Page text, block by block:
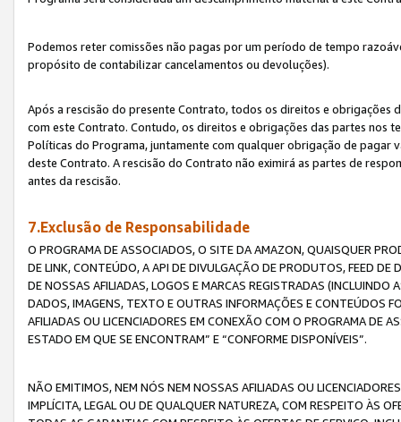
Podemos reter comissões não pagas por um período de tempo
propósito de contabilizar cancelamentos ou devoluções).
Após a rescisão do presente Contrato, todos os direitos e obrigações
com este Contrato. Contudo, os direitos e obrigações das partes nos
Políticas do Programa, juntamente com qualquer obrigação de
deste Contrato. A rescisão do Contrato não eximirá as partes de
antes da rescisão.
7.Exclusão de Responsabilidade
O PROGRAMA DE ASSOCIADOS, O SITE DA AMAZON, QUAISQUER
DE LINK, CONTEÚDO, A API DE DIVULGAÇÃO DE PRODUTOS, FEED
DE NOSSAS AFILIADAS, LOGOS E MARCAS REGISTRADAS
DADOS, IMAGENS, TEXTO E OUTRAS INFORMAÇÕES E CONTEÚDOS
AFILIADAS OU LICENCIADORES EM CONEXÃO COM O PROGRAMA DE
ESTADO EM QUE SE ENCONTRAM” E “CONFORME DISPONÍVEIS”.
NÃO EMITIMOS, NEM NÓS NEM NOSSAS AFILIADAS OU
IMPLÍCITA, LEGAL OU DE QUALQUER NATUREZA, COM RESPEITO ÀS